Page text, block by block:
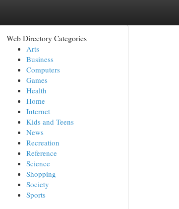
Web Directory Categories
Arts
Business
Computers
Games
Health
Home
Internet
Kids and Teens
News
Recreation
Reference
Science
Shopping
Society
Sports